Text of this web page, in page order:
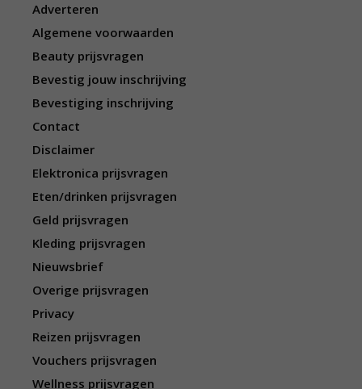
Adverteren
Algemene voorwaarden
Beauty prijsvragen
Bevestig jouw inschrijving
Bevestiging inschrijving
Contact
Disclaimer
Elektronica prijsvragen
Eten/drinken prijsvragen
Geld prijsvragen
Kleding prijsvragen
Nieuwsbrief
Overige prijsvragen
Privacy
Reizen prijsvragen
Vouchers prijsvragen
Wellness prijsvragen